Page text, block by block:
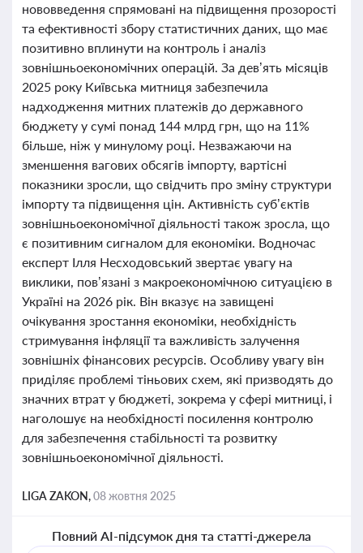
нововведення спрямовані на підвищення прозорості
та ефективності збору статистичних даних, що має
позитивно вплинути на контроль і аналіз
зовнішньоекономічних операцій. За дев’ять місяців
2025 року Київська митниця забезпечила
надходження митних платежів до державного
бюджету у сумі понад 144 млрд грн, що на 11%
більше, ніж у минулому році. Незважаючи на
зменшення вагових обсягів імпорту, вартісні
показники зросли, що свідчить про зміну структури
імпорту та підвищення цін. Активність суб’єктів
зовнішньоекономічної діяльності також зросла, що
є позитивним сигналом для економіки. Водночас
експерт Ілля Несходовський звертає увагу на
виклики, пов’язані з макроекономічною ситуацією в
Україні на 2026 рік. Він вказує на завищені
очікування зростання економіки, необхідність
стримування інфляції та важливість залучення
зовнішніх фінансових ресурсів. Особливу увагу він
приділяє проблемі тіньових схем, які призводять до
значних втрат у бюджеті, зокрема у сфері митниці, і
наголошує на необхідності посилення контролю
для забезпечення стабільності та розвитку
зовнішньоекономічної діяльності.
LIGA ZAKON,08 жовтня 2025
Повний AI-підсумок дня та статті-джерела